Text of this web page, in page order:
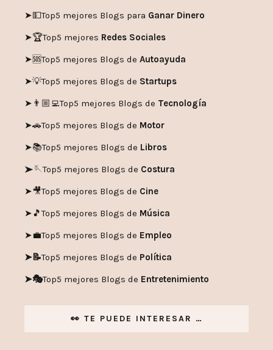
➤💵Top5 mejores Blogs para Ganar Dinero
➤🏆Top5 mejores Redes Sociales
➤🆘Top5 mejores Blogs de Autoayuda
➤💡Top5 mejores Blogs de Startups
➤👨🏼‍💻Top5 mejores Blogs de Tecnología
➤🚗Top5 mejores Blogs de Motor
➤📚Top5 mejores Blogs de Libros
➤🪡Top5 mejores Blogs de Costura
➤🎥Top5 mejores Blogs de Cine
➤🎵Top5 mejores Blogs de Música
➤💼Top5 mejores Blogs de Empleo
➤📝Top5 mejores Blogs de Política
➤🎭Top5 mejores Blogs de Entretenimiento
👀 TE PUEDE INTERESAR …